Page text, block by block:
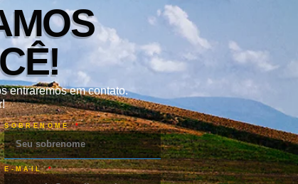
entraremos em contato.
SOBRENOME
E-MAIL